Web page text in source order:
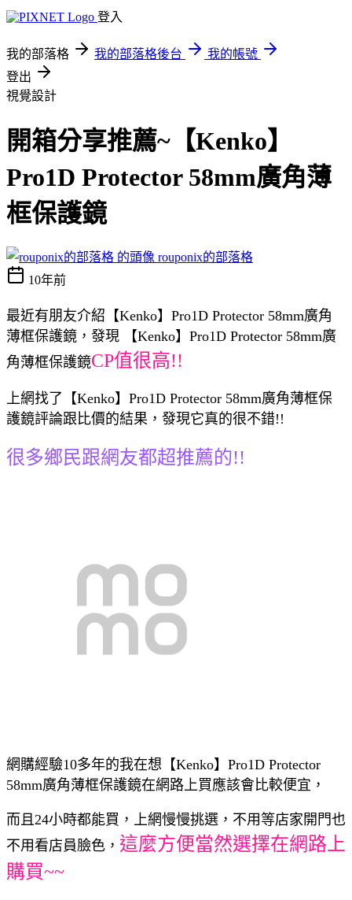
登入
我的部落格 我的部落格後台
我的帳號
登出
視覺設計
開箱分享推薦~【Kenko】
Pro1D Protector 58mm廣角薄
框保護鏡
rouponix的部落格
10年前
最近有朋友介紹【Kenko】Pro1D Protector 58mm廣角
薄框保護鏡，發現 【Kenko】Pro1D Protector 58mm廣
角薄框保護鏡CP值很高!!
上網找了【Kenko】Pro1D Protector 58mm廣角薄框保
護鏡評論跟比價的結果，發現它真的很不錯!!
很多鄉民跟網友都超推薦的!!
網購經驗10多年的我在想【Kenko】Pro1D Protector
58mm廣角薄框保護鏡在網路上買應該會比較便宜，
而且24小時都能買，上網慢慢挑選，不用等店家開門也
不用看店員臉色， 這麼方便當然選擇在網路上
購買~~